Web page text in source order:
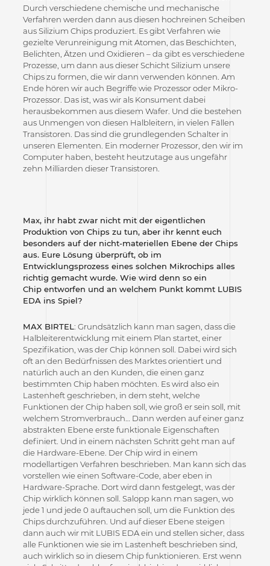
Durch verschiedene chemische und mechanische
Verfahren werden dann aus diesen hochreinen Scheiben
aus Silizium Chips produziert. Es gibt Verfahren wie
gezielte Verunreinigung mit Atomen, das Beschichten,
Belichten, Ätzen und Oxidieren – da gibt es verschiedene
Prozesse, um dann aus dieser Schicht Silizium unsere
Chips zu formen, die wir dann verwenden können. Am
Ende hören wir auch Begriffe wie Prozessor oder Mikro-
Prozessor. Das ist, was wir als Konsument dabei
herausbekommen aus diesem Wafer. Und die bestehen
aus Unmengen von diesen Halbleitern, in vielen Fällen
Transistoren. Das sind die grundlegenden Schalter in
unseren Elementen. Ein moderner Prozessor, den wir im
Computer haben, besteht heutzutage aus ungefähr
zehn Milliarden dieser Transistoren.
Max, ihr habt zwar nicht mit der eigentlichen
Produktion von Chips zu tun, aber ihr kennt euch
besonders auf der nicht-materiellen Ebene der Chips
aus. Eure Lösung überprüft, ob im
Entwicklungsprozess eines solchen Mikrochips alles
richtig gemacht wurde. Wie wird denn so ein
Chip entworfen und an welchem Punkt kommt LUBIS
EDA ins Spiel?
MAX BIRTEL: Grundsätzlich kann man sagen, dass die
Halbleiterentwicklung mit einem Plan startet, einer
Spezifikation, was der Chip können soll. Dabei wird sich
oft an den Bedürfnissen des Marktes orientiert und
natürlich auch an den Kunden, die einen ganz
bestimmten Chip haben möchten. Es wird also ein
Lastenheft geschrieben, in dem steht, welche
Funktionen der Chip haben soll, wie groß er sein soll, mit
welchem Stromverbrauch… Dann werden auf einer ganz
abstrakten Ebene erste funktionale Eigenschaften
definiert. Und in einem nächsten Schritt geht man auf
die Hardware-Ebene. Der Chip wird in einem
modellartigen Verfahren beschrieben. Man kann sich das
vorstellen wie einen Software-Code, aber eben in
Hardware-Sprache. Dort wird dann festgelegt, was der
Chip wirklich können soll. Salopp kann man sagen, wo
jede 1 und jede 0 auftauchen soll, um die Funktion des
Chips durchzuführen. Und auf dieser Ebene steigen
dann auch wir mit LUBIS EDA ein und stellen sicher, dass
alle Funktionen wie sie im Lastenheft beschrieben sind,
auch wirklich so in diesem Chip funktionieren. Erst wenn